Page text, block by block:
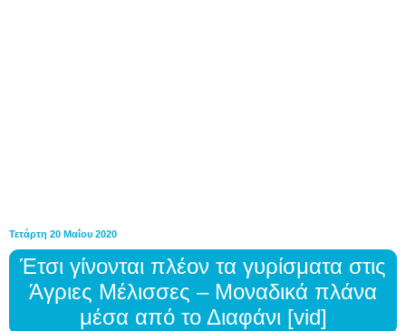
Τετάρτη 20 Μαΐου 2020
Έτσι γίνονται πλέον τα γυρίσματα στις
Άγριες Μέλισσες – Μοναδικά πλάνα
μέσα από το Διαφάνι [vid]